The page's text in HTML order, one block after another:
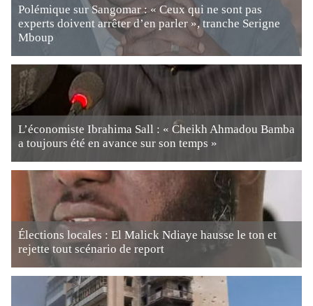
Polémique sur Sangomar : « Ceux qui ne sont pas
experts doivent arrêter d’en parler », tranche Serigne
Mboup
L’économiste Ibrahima Sall : « Cheikh Ahmadou Bamba
a toujours été en avance sur son temps »
Élections locales : El Malick Ndiaye hausse le ton et
rejette tout scénario de report